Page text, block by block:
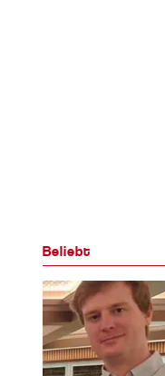
Beliebt